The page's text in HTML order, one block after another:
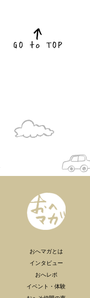
おへマガとは
インタビュー
おへレポ
イベント・体験